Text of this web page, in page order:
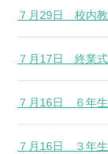
７月29日 校内
７月17日 終業
７月16日 ６年生
７月16日 ３年